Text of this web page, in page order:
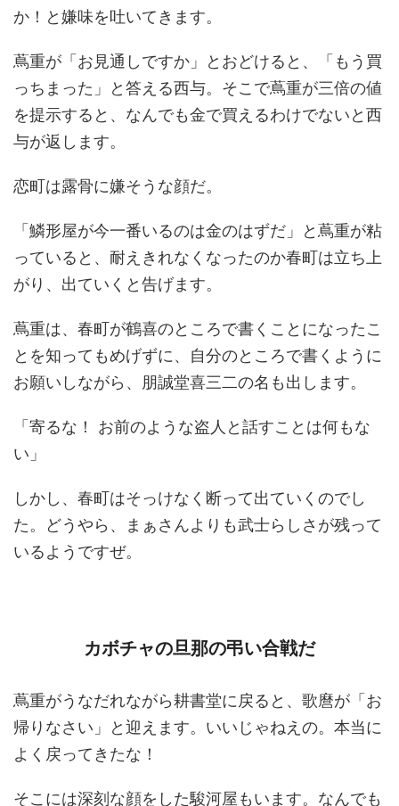
か！と嫌味を吐いてきます。
蔦重が「お見通しですか」とおどけると、「もう買
っちまった」と答える西与。そこで蔦重が三倍の値
を提示すると、なんでも金で買えるわけでないと西
与が返します。
恋町は露骨に嫌そうな顔だ。
「鱗形屋が今一番いるのは金のはずだ」と蔦重が粘
っていると、耐えきれなくなったのか春町は立ち上
がり、出ていくと告げます。
蔦重は、春町が鶴喜のところで書くことになったこ
とを知ってもめげずに、自分のところで書くように
お願いしながら、朋誠堂喜三二の名も出します。
「寄るな！ お前のような盗人と話すことは何もな
い」
しかし、春町はそっけなく断って出ていくのでし
た。どうやら、まぁさんよりも武士らしさが残って
いるようですぜ。
カボチャの旦那の弔い合戦だ
蔦重がうなだれながら耕書堂に戻ると、歌麿が「お
帰りなさい」と迎えます。いいじゃねえの。本当に
よく戻ってきたな！
そこには深刻な顔をした駿河屋もいます。なんでも